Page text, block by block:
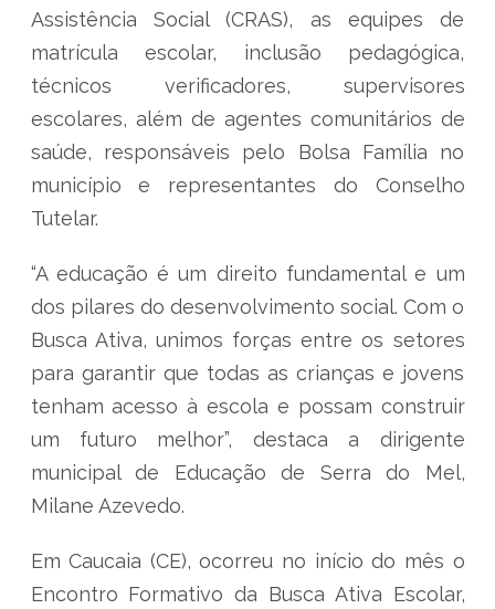
Assistência Social (CRAS), as equipes de
matrícula escolar, inclusão pedagógica,
técnicos verificadores, supervisores
escolares, além de agentes comunitários de
saúde, responsáveis pelo Bolsa Família no
município e representantes do Conselho
Tutelar.
“A educação é um direito fundamental e um
dos pilares do desenvolvimento social. Com o
Busca Ativa, unimos forças entre os setores
para garantir que todas as crianças e jovens
tenham acesso à escola e possam construir
um futuro melhor”, destaca a dirigente
municipal de Educação de Serra do Mel,
Milane Azevedo.
Em Caucaia (CE), ocorreu no início do mês o
Encontro Formativo da Busca Ativa Escolar,